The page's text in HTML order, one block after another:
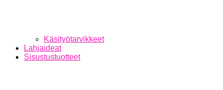
Käsityötarvikkeet
Lahjaideat
Sisustustuotteet